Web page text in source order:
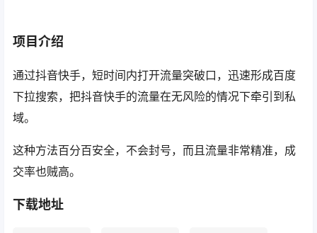
项目介绍
通过抖音快手，短时间内打开流量突破口，迅速形成百度
下拉搜索，把抖音快手的流量在无风险的情况下牵引到私
域。
这种方法百分百安全，不会封号，而且流量非常精准，成
交率也贼高。
下载地址